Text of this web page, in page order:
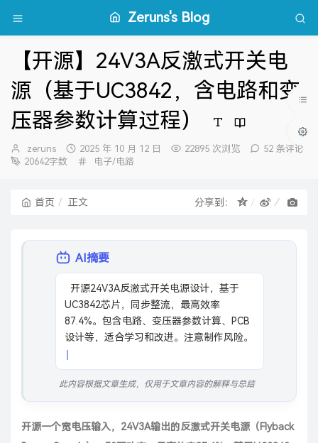
Zeruns's Blog
【开源】24V3A反激式开关电
源（基于UC3842，含电路和变
压器参数计算过程）
博
主：
zeruns
发
布
2025 年 10 月 12 日 22895 次浏览
52 条评论
20642字数
分
电子/电路
首页 正文 分享到：
AI摘要
UC3842芯片，同步整流，最高效率
87.4%。包含电路、变压器参数计算、PCB
设计等，适合学习和改进。注意制作风险。
此内容根据文章生成，仅用于文章内容的解释与总结
开源一个宽电压输入，24V3A输出的反激式开关电源（Flyback